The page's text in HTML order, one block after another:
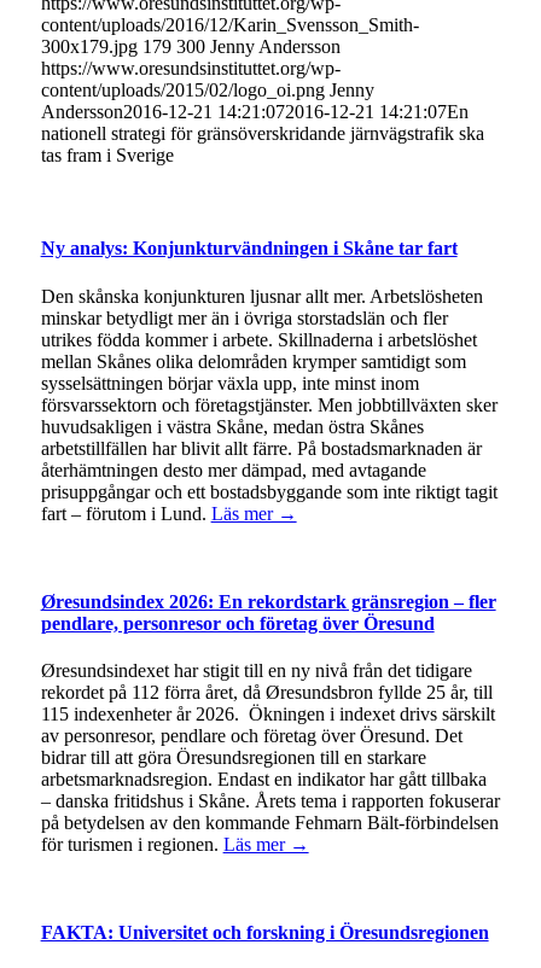
content/uploads/2016/12/Karin_Svensson_Smith-
300x179.jpg 179 300 Jenny Andersson
https://www.oresundsinstituttet.org/wp-
content/uploads/2015/02/logo_oi.png Jenny
Andersson2016-12-21 14:21:072016-12-21 14:21:07En
nationell strategi för gränsöverskridande järnvägstrafik ska
tas fram i Sverige
Ny analys: Konjunkturvändningen i Skåne tar fart
Den skånska konjunkturen ljusnar allt mer. Arbetslösheten
minskar betydligt mer än i övriga storstadslän och fler
utrikes födda kommer i arbete. Skillnaderna i arbetslöshet
mellan Skånes olika delområden krymper samtidigt som
sysselsättningen börjar växla upp, inte minst inom
försvarssektorn och företagstjänster. Men jobbtillväxten sker
huvudsakligen i västra Skåne, medan östra Skånes
arbetstillfällen har blivit allt färre. På bostadsmarknaden är
återhämtningen desto mer dämpad, med avtagande
prisuppgångar och ett bostadsbyggande som inte riktigt tagit
fart – förutom i Lund. Läs mer →
Øresundsindex 2026: En rekordstark gränsregion – fler
pendlare, personresor och företag över Öresund
Øresundsindexet har stigit till en ny nivå från det tidigare
rekordet på 112 förra året, då Øresundsbron fyllde 25 år, till
115 indexenheter år 2026. Ökningen i indexet drivs särskilt
av personresor, pendlare och företag över Öresund. Det
bidrar till att göra Öresundsregionen till en starkare
arbetsmarknadsregion. Endast en indikator har gått tillbaka
– danska fritidshus i Skåne. Årets tema i rapporten fokuserar
på betydelsen av den kommande Fehmarn Bält-förbindelsen
för turismen i regionen. Läs mer →
FAKTA: Universitet och forskning i Öresundsregionen